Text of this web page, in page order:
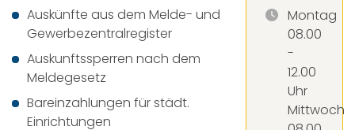
Auskünfte aus dem Melde- und
Gewerbezentralregister
Auskunftssperren nach dem
Meldegesetz
Bareinzahlungen für städt.
Einrichtungen
Montag
08.00
-
12.00
Uhr
Mittwoch